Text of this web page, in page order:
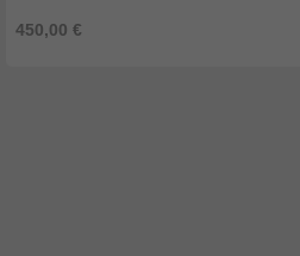
450,00 €
Ausreisefertig ab: sofort Sonstiges: